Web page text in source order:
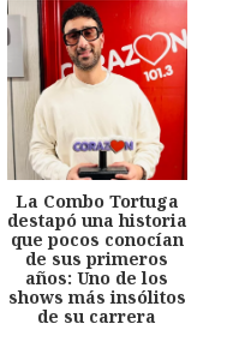
La Combo Tortuga
destapó una historia
que pocos conocían
de sus primeros
años: Uno de los
shows más insólitos
de su carrera